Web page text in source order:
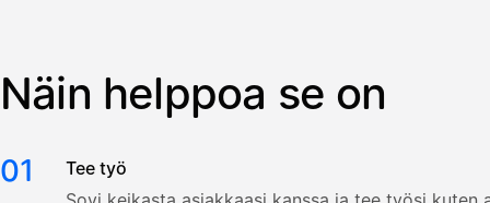
Näin helppoa se on
01
Tee työ